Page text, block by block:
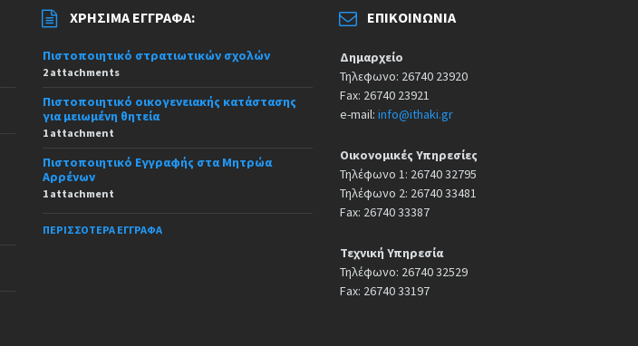
ΧΡΉΣΙΜΑ ΈΓΓΡΑΦΑ:
Πιστοποιητικό στρατιωτικών σχολών
2 attachments
Πιστοποιητικό οικογενειακής κατάστασης
για μειωμένη θητεία
1 attachment
Πιστοποιητικό Εγγραφής στα Μητρώα
Αρρένων
1 attachment
ΠΕΡΙΣΣΌΤΕΡΑ ΈΓΓΡΑΦΑ
ΕΠΙΚΟΙΝΩΝΊΑ
Δημαρχείο
Τηλεφωνο: 26740 23920
Fax: 26740 23921
e-mail:info@ithaki.gr
Οικονομικές Υπηρεσίες
Τηλέφωνο 1: 26740 32795
Τηλέφωνο 2: 26740 33481
Fax: 26740 33387
Τεχνική Υπηρεσία
Τηλέφωνο: 26740 32529
Fax: 26740 33197